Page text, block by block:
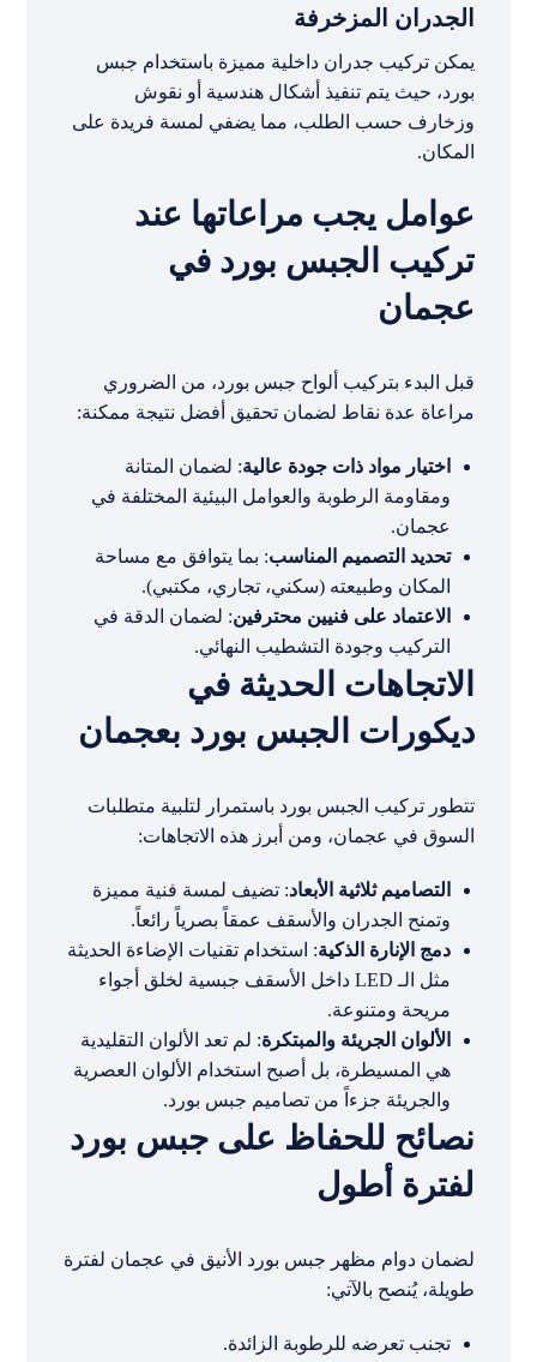
الجدران المزخرفة
يمكن تركيب جدران داخلية مميزة باستخدام جبس
بورد، حيث يتم تنفيذ أشكال هندسية أو نقوش
وزخارف حسب الطلب، مما يضفي لمسة فريدة على
المكان.
عوامل يجب مراعاتها عند
تركيب الجبس بورد في
عجمان
قبل البدء بتركيب ألواح جبس بورد، من الضروري
مراعاة عدة نقاط لضمان تحقيق أفضل نتيجة ممكنة:
اختيار مواد ذات جودة عالية: لضمان المتانة
ومقاومة الرطوبة والعوامل البيئية المختلفة في
عجمان.
تحديد التصميم المناسب: بما يتوافق مع مساحة
المكان وطبيعته (سكني، تجاري، مكتبي).
الاعتماد على فنيين محترفين: لضمان الدقة في
التركيب وجودة التشطيب النهائي.
الاتجاهات الحديثة في
ديكورات الجبس بورد بعجمان
تتطور تركيب الجبس بورد باستمرار لتلبية متطلبات
السوق في عجمان، ومن أبرز هذه الاتجاهات:
التصاميم ثلاثية الأبعاد: تضيف لمسة فنية مميزة
وتمنح الجدران والأسقف عمقاً بصرياً رائعاً.
دمج الإنارة الذكية: استخدام تقنيات الإضاءة الحديثة
مثل الـ LED داخل الأسقف جبسية لخلق أجواء
مريحة ومتنوعة.
الألوان الجريئة والمبتكرة: لم تعد الألوان التقليدية
هي المسيطرة، بل أصبح استخدام الألوان العصرية
والجريئة جزءاً من تصاميم جبس بورد.
نصائح للحفاظ على جبس بورد
لفترة أطول
لضمان دوام مظهر جبس بورد الأنيق في عجمان لفترة
طويلة، يُنصح بالآتي:
تجنب تعرضه للرطوبة الزائدة.